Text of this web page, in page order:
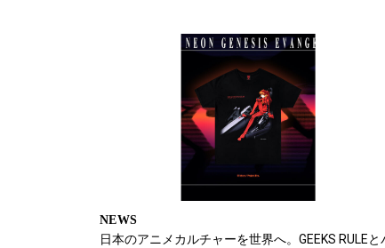
NEWS
日本のアニメカルチャーを世界へ。GEEKS RULEと